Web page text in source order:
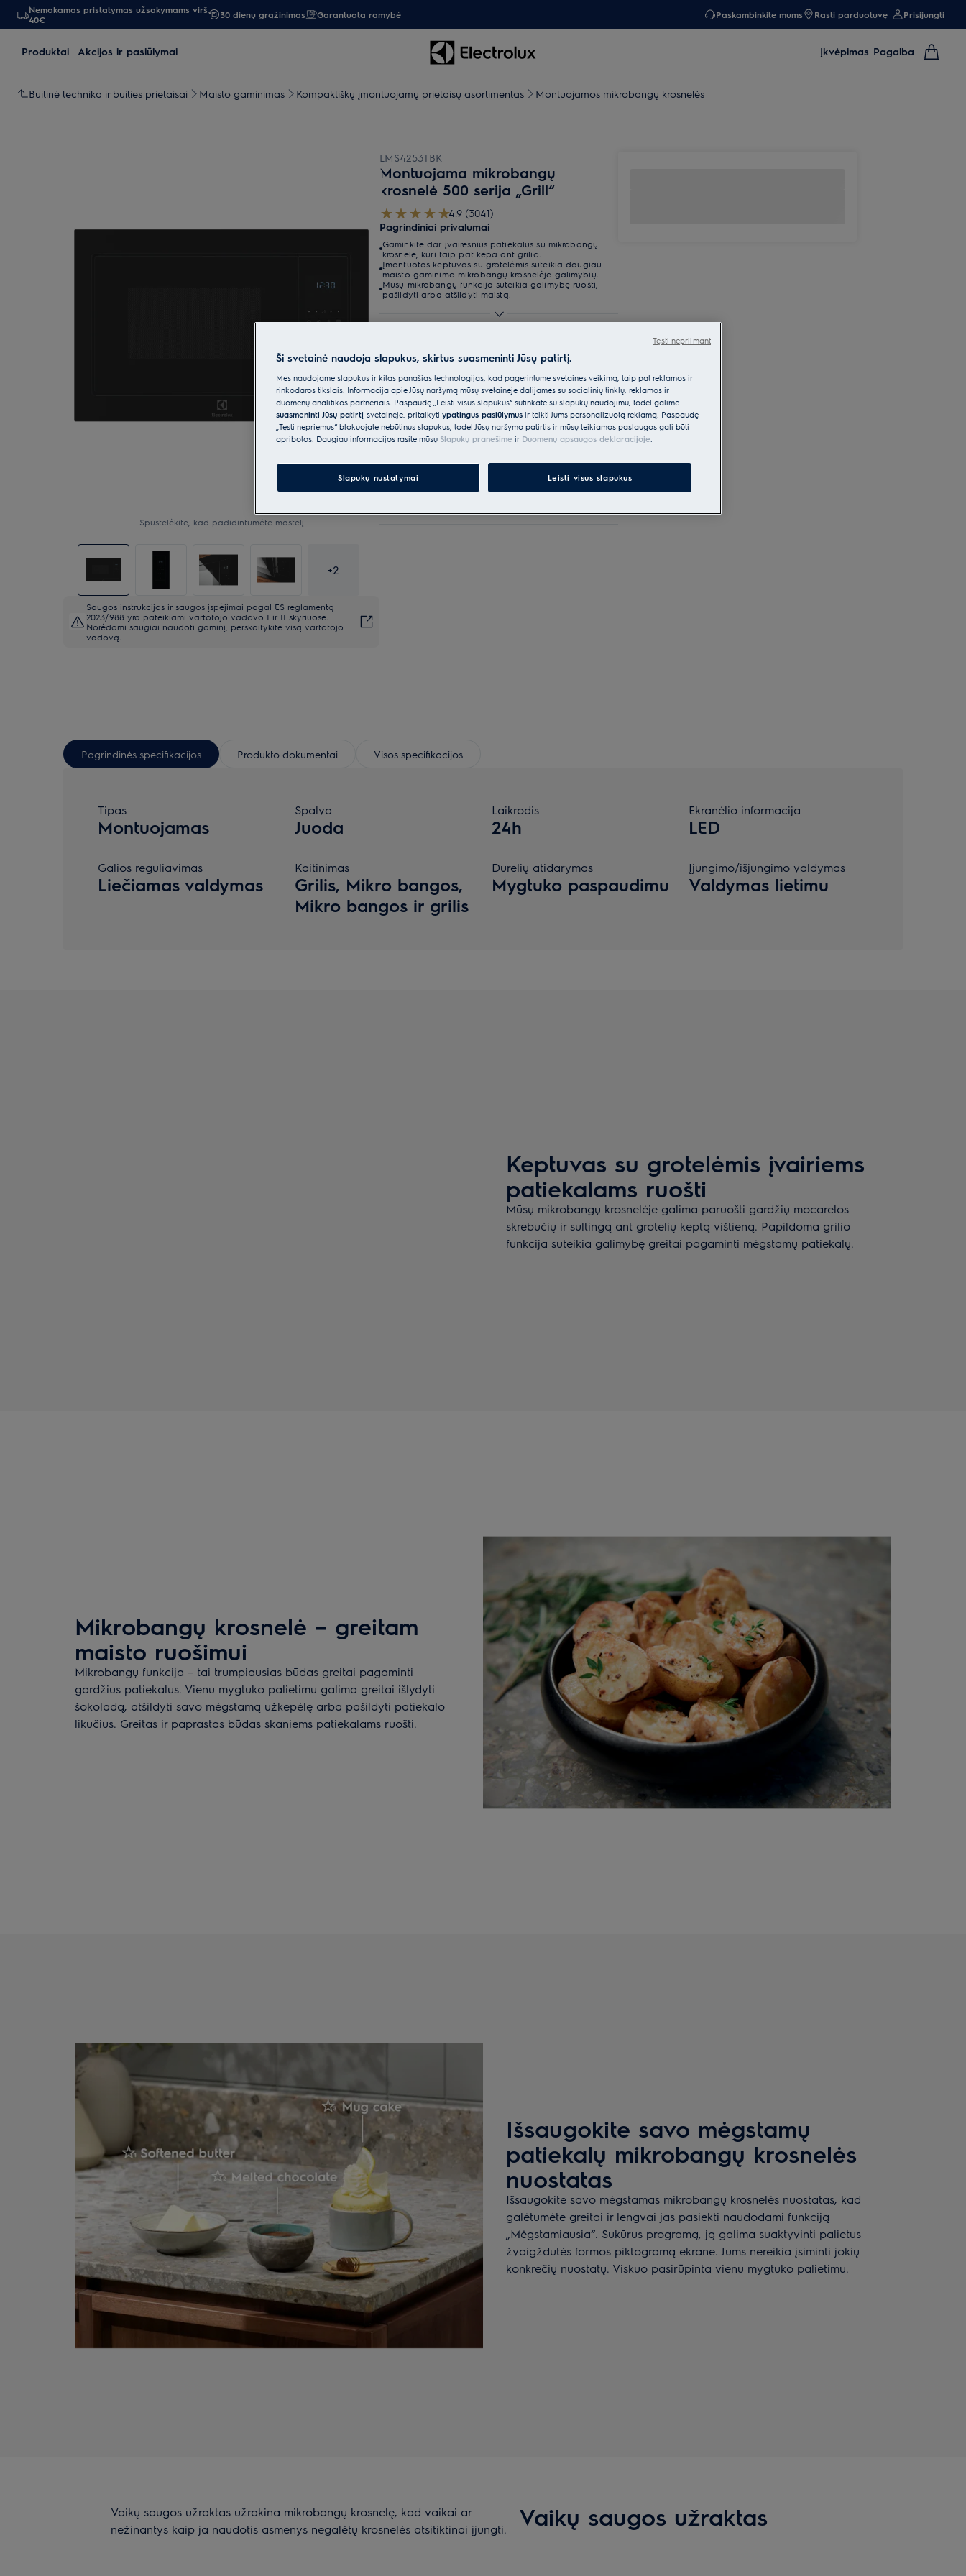
Nemokamas pristatymas užsakymams virš
40€
30 dienų grąžinimas Garantuota ramybė Paskambinkite mums Rasti parduotuvę Prisijungti
Produktai Akcijos ir pasiūlymai Įkvėpimas Pagalba
Buitinė technika ir buities prietaisai Maisto gaminimas Kompaktiškų įmontuojamų prietaisų asortimentas Montuojamos mikrobangų krosnelės
Spustelėkite, kad padidintumėte mastelį
+2
Saugos instrukcijos ir saugos įspėjimai pagal ES reglamentą
2023/988 yra pateikiami vartotojo vadovo I ir II skyriuose.
Norėdami saugiai naudoti gaminį, perskaitykite visą vartotojo
vadovą.
LMS4253TBK
Montuojama mikrobangų
krosnelė 500 serija „Grill“
4.9 (3041)
Pagrindiniai privalumai
Gaminkite dar įvairesnius patiekalus su mikrobangų
krosnele, kuri taip pat kepa ant grilio.
Įmontuotas keptuvas su grotelėmis suteikia daugiau
maisto gaminimo mikrobangų krosnelėje galimybių.
Mūsų mikrobangų funkcija suteikia galimybę ruošti,
pašildyti arba atšildyti maistą.
Pristatymas kurjeriu iki
namo
€40 Nemokamas
Pristatymas į namus su užnešimu €20
Pratęsta garantija + 3 metams €80
Likite ramūs, mes viskuo
Pagrindinės specifikacijos Produkto dokumentai Visos specifikacijos
Tipas
Montuojamas
Spalva
Juoda
Laikrodis
24h
Ekranėlio informacija
LED
Galios reguliavimas
Liečiamas valdymas
Kaitinimas
Grilis, Mikro bangos,
Mikro bangos ir grilis
Durelių atidarymas
Mygtuko paspaudimu
Įjungimo/išjungimo valdymas
Valdymas lietimu
Keptuvas su grotelėmis įvairiems
patiekalams ruošti
Mūsų mikrobangų krosnelėje galima paruošti gardžių mocarelos
skrebučių ir sultingą ant grotelių keptą vištieną. Papildoma grilio
funkcija suteikia galimybę greitai pagaminti mėgstamų patiekalų.
Mikrobangų krosnelė – greitam
maisto ruošimui
Mikrobangų funkcija – tai trumpiausias būdas greitai pagaminti
gardžius patiekalus. Vienu mygtuko palietimu galima greitai išlydyti
šokoladą, atšildyti savo mėgstamą užkepėlę arba pašildyti patiekalo
likučius. Greitas ir paprastas būdas skaniems patiekalams ruošti.
Išsaugokite savo mėgstamų
patiekalų mikrobangų krosnelės
nuostatas
Išsaugokite savo mėgstamas mikrobangų krosnelės nuostatas, kad
galėtumėte greitai ir lengvai jas pasiekti naudodami funkciją
„Mėgstamiausia“. Sukūrus programą, ją galima suaktyvinti palietus
žvaigždutės formos piktogramą ekrane. Jums nereikia įsiminti jokių
konkrečių nuostatų. Viskuo pasirūpinta vienu mygtuko palietimu.
Vaikų saugos užraktas
Vaikų saugos užraktas užrakina mikrobangų krosnelę, kad vaikai ar
nežinantys kaip ja naudotis asmenys negalėtų krosnelės atsitiktinai įjungti.
Ši svetainė naudoja slapukus, skirtus suasmeninti Jūsų patirtį.
Mes naudojame slapukus ir kitas panašias technologijas, kad pagerintume svetainės veikimą, taip pat reklamos ir
rinkodaros tikslais. Informacija apie Jūsų naršymą mūsų svetainėje dalijamės su socialinių tinklų, reklamos ir
duomenų analitikos partneriais. Paspaudę „Leisti visus slapukus“ sutinkate su slapukų naudojimu, todėl galime
suasmeninti Jūsų patirtį svetainėje, pritaikyti ypatingus pasiūlymus ir teikti Jums personalizuotą reklamą. Paspaudę
„Tęsti nepriėmus“ blokuojate nebūtinus slapukus, todėl Jūsų naršymo patirtis ir mūsų teikiamos paslaugos gali būti
apribotos. Daugiau informacijos rasite mūsų Slapukų pranešime ir Duomenų apsaugos deklaracijoje.
Slapukų nustatymai Leisti visus slapukus
Tęsti nepriimant